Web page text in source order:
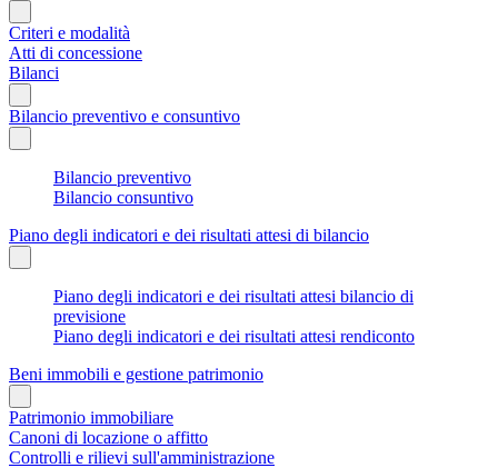
Criteri e modalità
Atti di concessione
Bilanci
Bilancio preventivo e consuntivo
Bilancio preventivo
Bilancio consuntivo
Piano degli indicatori e dei risultati attesi di bilancio
Piano degli indicatori e dei risultati attesi bilancio di
previsione
Piano degli indicatori e dei risultati attesi rendiconto
Beni immobili e gestione patrimonio
Patrimonio immobiliare
Canoni di locazione o affitto
Controlli e rilievi sull'amministrazione